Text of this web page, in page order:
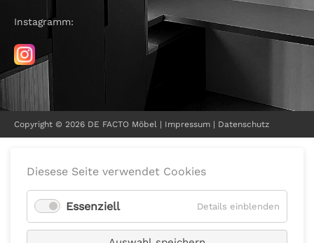
Instagramm:
Copyright © 2026 DE FACTO Möbel | Impressum | Datenschutz
Diesese Seite verwendet Cookies
Essenziell Details einblenden